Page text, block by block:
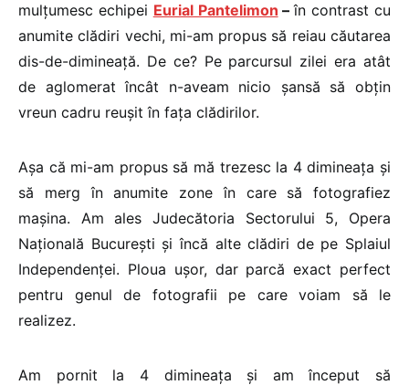
mulțumesc echipei Eurial Pantelimon – în contrast cu
anumite clădiri vechi, mi-am propus să reiau căutarea
dis-de-dimineață. De ce? Pe parcursul zilei era atât
de aglomerat încât n-aveam nicio șansă să obțin
vreun cadru reușit în fața clădirilor.
Așa că mi-am propus să mă trezesc la 4 dimineața și
să merg în anumite zone în care să fotografiez
mașina. Am ales Judecătoria Sectorului 5, Opera
Națională București și încă alte clădiri de pe Splaiul
Independenței. Ploua ușor, dar parcă exact perfect
pentru genul de fotografii pe care voiam să le
realizez.
Am pornit la 4 dimineața și am început să